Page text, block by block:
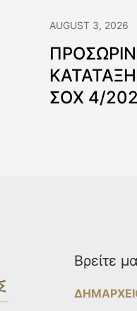
AUGUST 3, 2026
ΣΟΧ 4/
Βρείτε